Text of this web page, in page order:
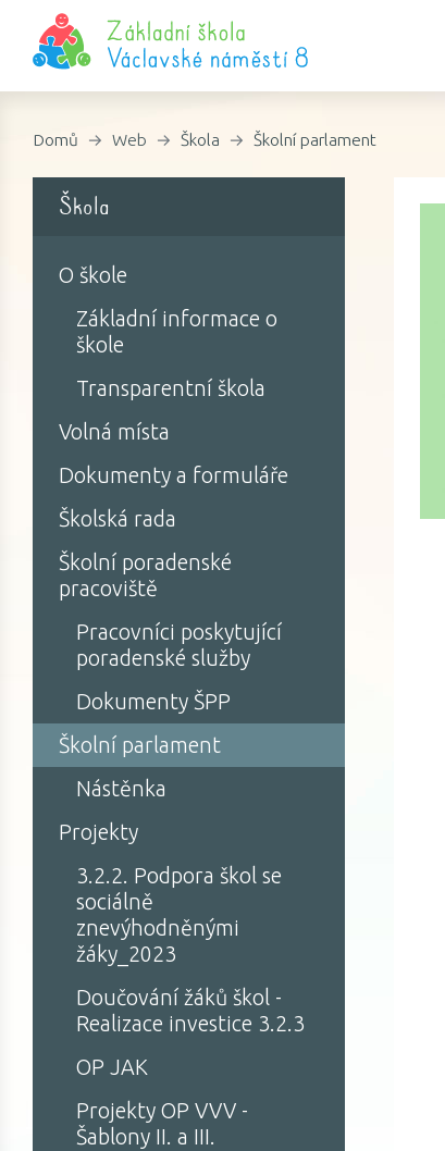
Domů Web Škola Školní parlament
Škola
O škole
Základní informace o
škole
Transparentní škola
Volná místa
Dokumenty a formuláře
Školská rada
Školní poradenské
pracoviště
Pracovníci poskytující
poradenské služby
Dokumenty ŠPP
Školní parlament
Nástěnka
Projekty
3.2.2. Podpora škol se
sociálně
znevýhodněnými
žáky_2023
Doučování žáků škol -
Realizace investice 3.2.3
OP JAK
Projekty OP VVV -
Šablony II. a III.